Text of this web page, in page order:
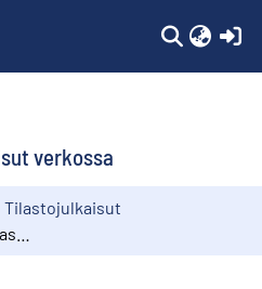
verkossa
Tilastojulkaisut